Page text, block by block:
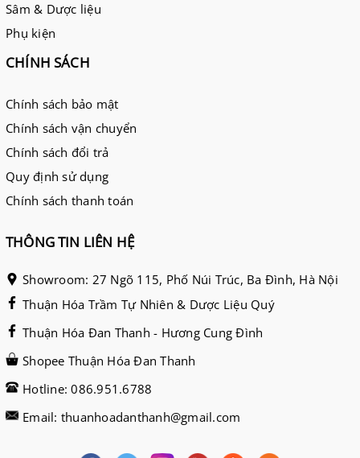
Sâm & Dược liệu
Phụ kiện
CHÍNH SÁCH
Chính sách bảo mật
Chính sách vận chuyển
Chính sách đổi trả
Quy định sử dụng
Chính sách thanh toán
THÔNG TIN LIÊN HỆ
Showroom: 27 Ngõ 115, Phố Núi Trúc, Ba Đình, Hà Nội
Thuận Hóa Trầm Tự Nhiên & Dược Liệu Quý
Thuận Hóa Đan Thanh - Hương Cung Đình
Shopee Thuận Hóa Đan Thanh
Hotline: 086.951.6788
Email: thuanhoadanthanh@gmail.com